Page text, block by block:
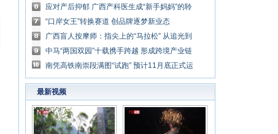
石”焕发生机
应对产后抑郁 广西产科医生成“新手妈妈”的聆
听者
“口岸女王”转换赛道 创品牌逐梦新业态
广西盲人按摩师：指尖上的“马拉松” 从追光到
成为“光”
中马“两国双园”十载携手跨越 形成跨境产业链
南凭高铁南崇段满图“试跑” 预计11月底正式运
营
最新视频